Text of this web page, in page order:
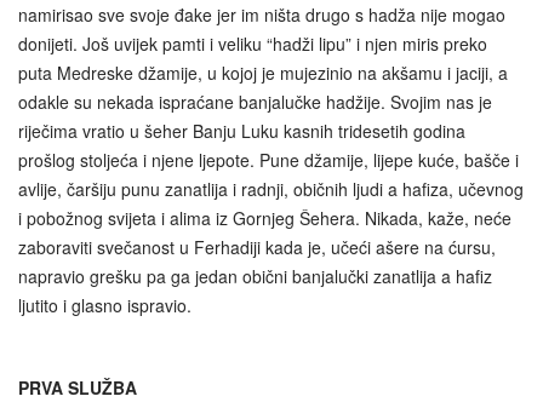
namirisao sve svoje đake jer im ništa drugo s hadža nije mogao
donijeti. Još uvijek pamti i veliku “hadži lipu” i njen miris preko
puta Medreske džamije, u kojoj je mujezinio na akšamu i jaciji, a
odakle su nekada ispraćane banjalučke hadžije. Svojim nas je
riječima vratio u šeher Banju Luku kasnih tridesetih godina
prošlog stoljeća i njene ljepote. Pune džamije, lijepe kuće, bašče i
avlije, čaršiju punu zanatlija i radnji, običnih ljudi a hafiza, učevnog
i pobožnog svijeta i alima iz Gornjeg Šehera. Nikada, kaže, neće
zaboraviti svečanost u Ferhadiji kada je, učeći ašere na ćursu,
napravio grešku pa ga jedan obični banjalučki zanatlija a hafiz
ljutito i glasno ispravio.
PRVA SLUŽBA